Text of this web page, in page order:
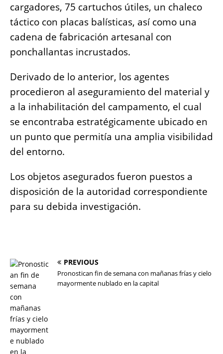
cargadores, 75 cartuchos útiles, un chaleco
táctico con placas balísticas, así como una
cadena de fabricación artesanal con
ponchallantas incrustados.
Derivado de lo anterior, los agentes
procedieron al aseguramiento del material y
a la inhabilitación del campamento, el cual
se encontraba estratégicamente ubicado en
un punto que permitía una amplia visibilidad
del entorno.
Los objetos asegurados fueron puestos a
disposición de la autoridad correspondiente
para su debida investigación.
PREVIOUS
Pronostican fin de semana con mañanas frías y cielo
mayormente nublado en la capital